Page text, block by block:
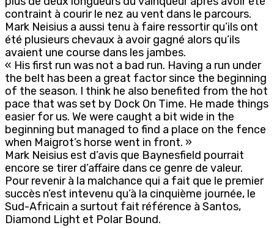
contraint à courir le nez au vent dans le parcours.
Mark Neisius a aussi tenu à faire ressortir qu’ils ont
été plusieurs chevaux à avoir gagné alors qu’ils
avaient une course dans les jambes.
« His first run was not a bad run. Having a run under
the belt has been a great factor since the beginning
of the season. I think he also benefited from the hot
pace that was set by Dock On Time. He made things
easier for us. We were caught a bit wide in the
beginning but managed to find a place on the fence
when Maigrot’s horse went in front. »
Mark Neisius est d’avis que Baynesfield pourrait
encore se tirer d’affaire dans ce genre de valeur.
Pour revenir à la malchance qui a fait que le premier
succès n’est intevenu qu’à la cinquième journée, le
Sud-Africain a surtout fait référence à Santos,
Diamond Light et Polar Bound.